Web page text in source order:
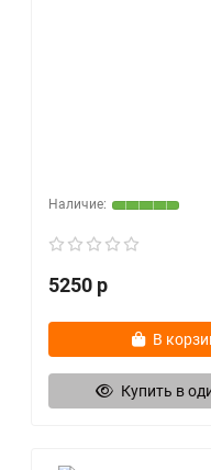
5250 р
В
Купить в